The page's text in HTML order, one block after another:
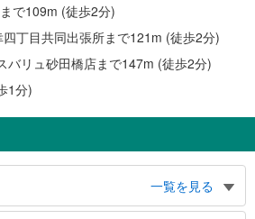
で109m (徒歩2分)
丁目共同出張所まで121m (徒歩2分)
バリュ砂田橋店まで147m (徒歩2分)
1分)
一覧を見る